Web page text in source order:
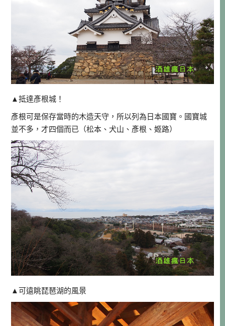
▲抵達彥根城！
彥根可是保存當時的木造天守，所以列為日本國寶。國寶城
並不多，才四個而已（松本、犬山、彥根、姬路）
▲可遠眺琵琶湖的風景